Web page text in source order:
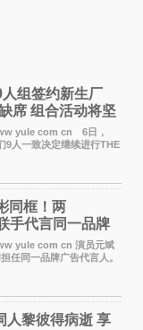
组签约新生厂
席 组合活动将坚
yule com cn 6日，
9人一致决定继续进行THE
经完成了组合团体活动
牌下进行活动准备。尚未
同框！两
手代言同一品牌
yule com cn 演员元斌
任同一品牌广告代言人。
元斌之后，RIIZE元彬最
平台A公司的共同广告代言
人黎彼得病逝 享